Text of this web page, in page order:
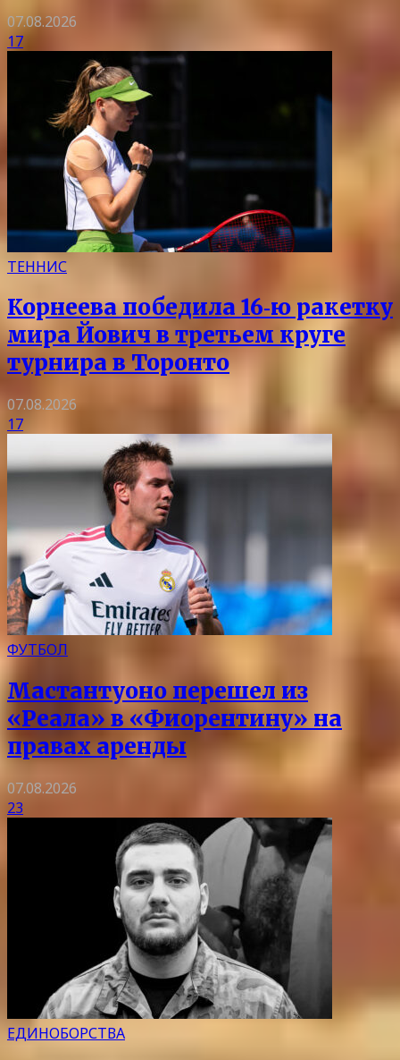
07.08.2026
17
ТЕННИС
Корнеева победила 16‑ю ракетку
мира Йович в третьем круге
турнира в Торонто
07.08.2026
17
ФУТБОЛ
Мастантуоно перешел из
«Реала» в «Фиорентину» на
правах аренды
07.08.2026
23
ЕДИНОБОРСТВА